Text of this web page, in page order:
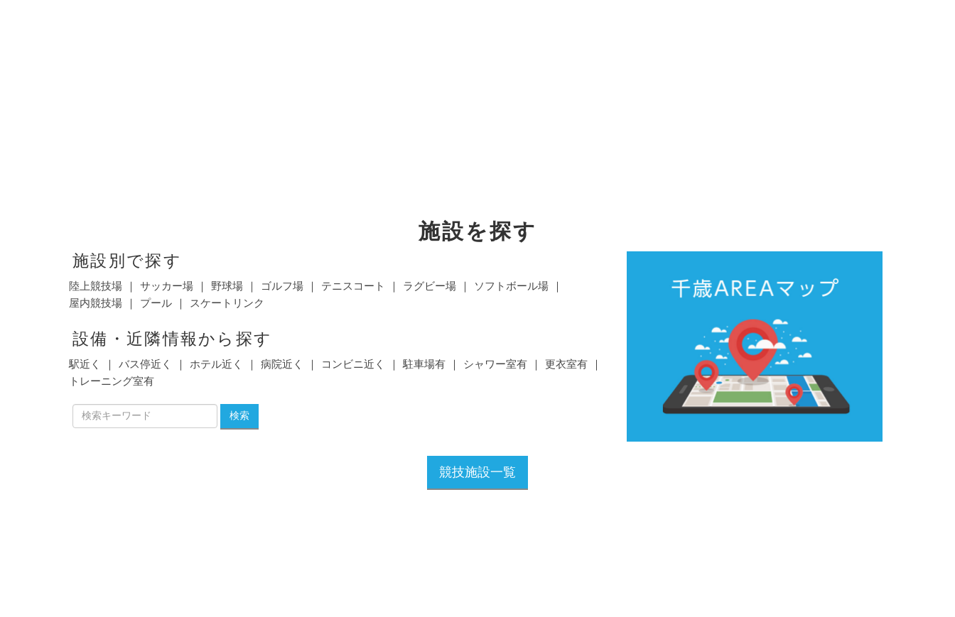
施設を探す
施設別で探す
陸上競技場 サッカー場 野球場 ゴルフ場 テニスコート ラグビー場
ソフトボール場
屋内競技場
プール スケートリンク
設備・近隣情報から探す
駅近く バス停近く ホテル近く 病院近く コンビニ近く 駐車場有 シャワー室有
更衣室有
トレーニング室有
検索
競技施設一覧